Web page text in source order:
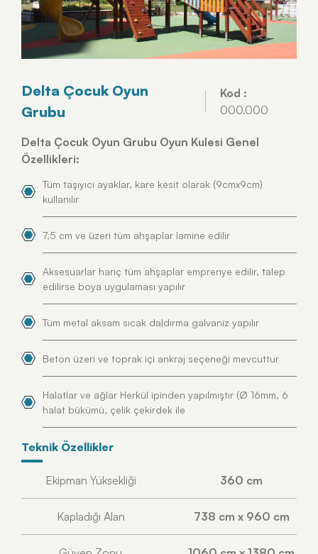
Delta Çocuk Oyun
Grubu
Kod :
000.000
Delta Çocuk Oyun Grubu Oyun Kulesi Genel
Özellikleri:
Tüm taşıyıcı ayaklar, kare kesit olarak (9cmx9cm)
kullanılır
7,5 cm ve üzeri tüm ahşaplar lamine edilir
Aksesuarlar hariç tüm ahşaplar emprenye edilir, talep
edilirse boya uygulaması yapılır
Tüm metal aksam sıcak daldırma galvaniz yapılır
Beton üzeri ve toprak içi ankraj seçeneği mevcuttur
Halatlar ve ağlar Herkül ipinden yapılmıştır (Ø 16mm, 6
halat bükümü, çelik çekirdek ile
Teknik Özellikler
Ekipman Yüksekliği 360 cm
Kapladığı Alan 738 cm x 960 cm